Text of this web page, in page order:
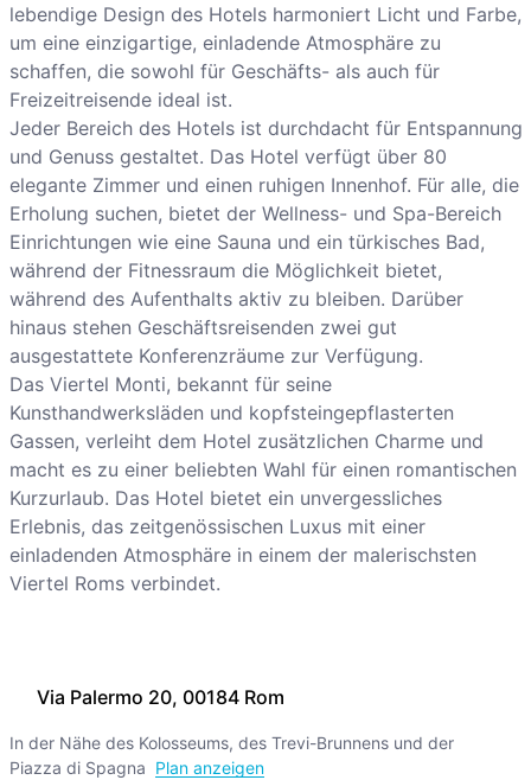
Via Palermo 20, 00184 Rom
In der Nähe des Kolosseums, des Trevi-Brunnens und der
Piazza di Spagna Plan anzeigen
lebendige Design des Hotels harmoniert Licht und Farbe,
um eine einzigartige, einladende Atmosphäre zu
schaffen, die sowohl für Geschäfts- als auch für
Freizeitreisende ideal ist.
Jeder Bereich des Hotels ist durchdacht für Entspannung
und Genuss gestaltet. Das Hotel verfügt über 80
elegante Zimmer und einen ruhigen Innenhof. Für alle, die
Erholung suchen, bietet der Wellness- und Spa-Bereich
Einrichtungen wie eine Sauna und ein türkisches Bad,
während der Fitnessraum die Möglichkeit bietet,
während des Aufenthalts aktiv zu bleiben. Darüber
hinaus stehen Geschäftsreisenden zwei gut
ausgestattete Konferenzräume zur Verfügung.
Das Viertel Monti, bekannt für seine
Kunsthandwerksläden und kopfsteingepflasterten
Gassen, verleiht dem Hotel zusätzlichen Charme und
macht es zu einer beliebten Wahl für einen romantischen
Kurzurlaub. Das Hotel bietet ein unvergessliches
Erlebnis, das zeitgenössischen Luxus mit einer
einladenden Atmosphäre in einem der malerischsten
Viertel Roms verbindet.